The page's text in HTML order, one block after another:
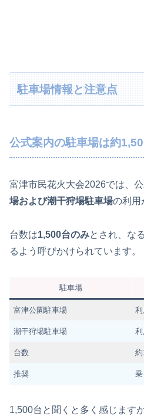
駐車場情報と注意点
公式案内の駐車場は約
富津市民花火大会2026では、
場および潮干狩場駐車場の利用
台数は1,500台のみとされ、な
るよう呼びかけられています。
駐車場
富津公園駐車場
潮干狩場駐車場
台数
推奨
1,500台と聞くと多く感じます